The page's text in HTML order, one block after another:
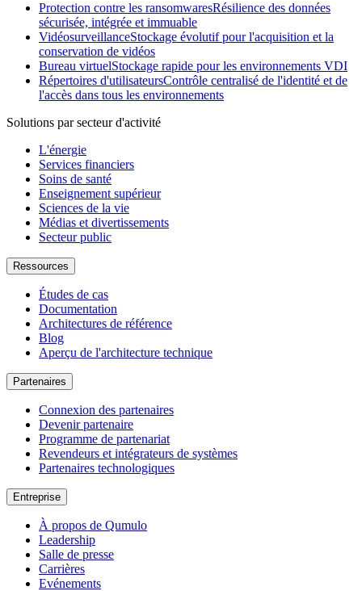
Protection contre les ransomwaresRésilience des données
sécurisée, intégrée et immuable
VidéosurveillanceStockage évolutif pour l'acquisition et la
conservation de vidéos
Bureau virtuelStockage rapide pour les environnements VDI
Répertoires d'utilisateursContrôle centralisé de l'identité et de
l'accès dans tous les environnements
Solutions par secteur d'activité
L'énergie
Services financiers
Soins de santé
Enseignement supérieur
Sciences de la vie
Médias et divertissements
Secteur public
Ressources
Études de cas
Documentation
Architectures de référence
Blog
Aperçu de l'architecture technique
Partenaires
Connexion des partenaires
Devenir partenaire
Programme de partenariat
Revendeurs et intégrateurs de systèmes
Partenaires technologiques
Entreprise
À propos de Qumulo
Leadership
Salle de presse
Carrières
Evénements